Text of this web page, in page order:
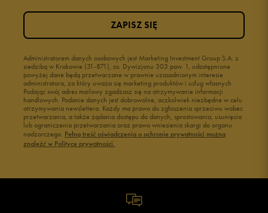
Administratorem danych osobowych jest Marketing Investment Group S.A. z
siedzibą w Krakowie (31-871), os. Dywizjonu 303 paw. 1, udostępnione
powyżej dane będą przetwarzane w prawnie uzasadnionym interesie
administratora, za który uważa się marketing produktów i usług własnych.
Podając swój adres mailowy zgadzasz się na otrzymywanie informacji
handlowych. Podanie danych jest dobrowolne, aczkolwiek niezbędne w celu
otrzymywania newslettera. Każdy ma prawo do zgłoszenia sprzeciwu wobec
przetwarzania, a także żądania dostępu do danych, sprostowania, usunięcia
lub ograniczenia przetwarzania oraz prawo wniesienia skargi do organu
nadzorczego. Pełną treść oświadczenia o ochronie prywatności można
znaleźć w Polityce prywatności.
ZAPISZ SIĘ